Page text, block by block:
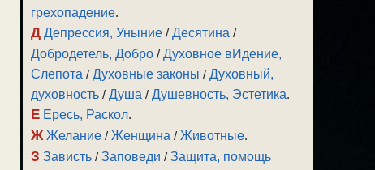
грехопадение.
Д Депрессия, Уныние /Десятина /
Добродетель, Добро /Духовное вИдение,
Слепота /Духовные законы /Духовный,
духовность /Душа /Душевность, Эстетика.
Е Ересь, Раскол.
Ж Желание /Женщина /Животные.
З Зависть /Заповеди /Защита, помощь